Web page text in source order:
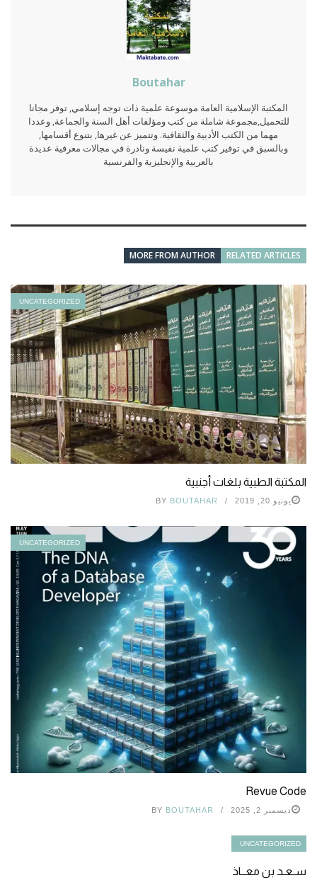
Boutahar
المكتبة الإسلامية العامة موسوعة علمية ذات توجه إسلامي, توفر مجانا
للتحميل,مجموعة شاملة من كتب ومؤلفات أهل السنة والجماعة, وعددا
مهما من الكتب الأدبية والثقافية. وتتميز عن غيرها, بتنوع أقسامها,
وبالسبق في توفير كتب علمية نفيسة ونادرة في مجالات معرفية عديدة
بالعربية والإنجليزية والفرنسية
RELATED ARTICLES
MORE FROM AUTHOR
UNCATEGORIZED
المكتبة الطبية بلغات أجنبية
يونيو 20, 2019 BY BOUTAHAR
UNCATEGORIZED
Revue Code
ديسمبر 2, 2025 BY BOUTAHAR
UNCATEGORIZED
سـعـد بن معــاذ